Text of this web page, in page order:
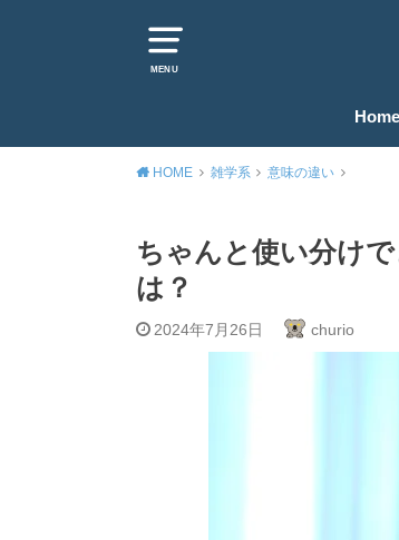
MENU
Home
HOME 雑学系 意味の違い
ちゃんと使い分け
は？
2024年7月26日 churio